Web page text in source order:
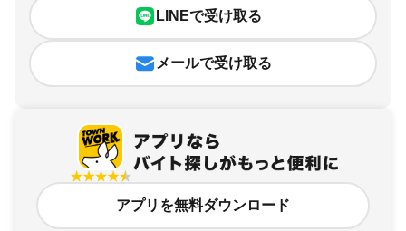
LINEで受け取る
メールで受け取る
アプリを無料ダウンロード